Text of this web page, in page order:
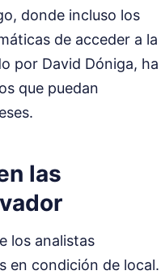
donde incluso los
de acceder a la
por David Dóniga, ha
que puedan
las
los analistas
en condición de local.